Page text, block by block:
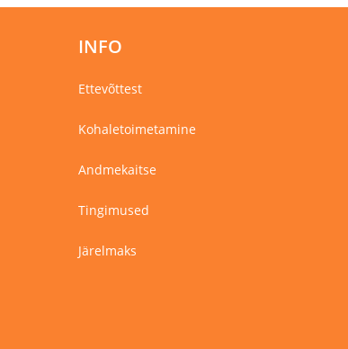
tootelehel.
INFO
Ettevõttest
Kohaletoimetamine
Andmekaitse
Tingimused
Järelmaks